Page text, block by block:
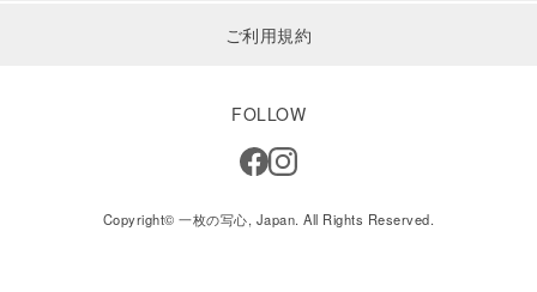
ご利用規約
FOLLOW
Copyright© 一枚の写心, Japan. All Rights Reserved.